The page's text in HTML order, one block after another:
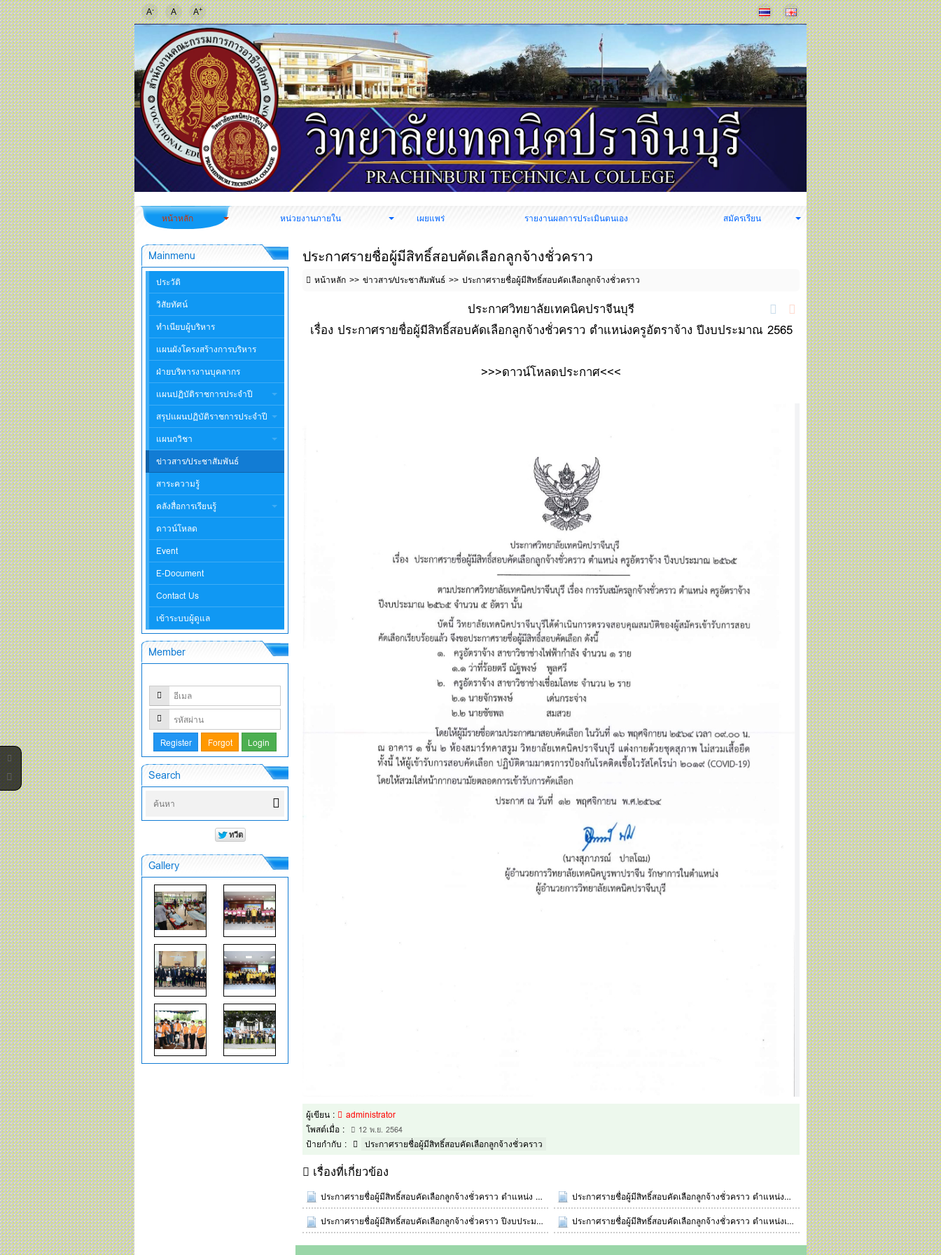
A- A A+
หน้าหลัก หน่วยงานภายใน เผยแพร่ รายงานผลการประเมินตนเอง สมัครเรียน
ประกาศรายชื่อผู้มีสิทธิ์สอบคัดเลือกลูกจ้างชั่วคราว
หน้าหลัก ข่าวสาร/ประชาสัมพันธ์ ประกาศรายชื่อผู้มีสิทธิ์สอบคัดเลือกลูกจ้างชั่วคราว
ประกาศวิทยาลัยเทคนิคปราจีนบุรี
เรื่อง ประกาศรายชื่อผู้มีสิทธิ์สอบคัดเลือกลูกจ้างชั่วคราว ตำแหน่งครูอัตราจ้าง ปีงบประมาณ 2565
>>>ดาวน์โหลดประกาศ<<<
ผู้เขียน :
administrator
โพสต์เมื่อ :
12 พ.ย. 2564
ป้ายกำกับ : ประกาศรายชื่อผู้มีสิทธิ์สอบคัดเลือกลูกจ้างชั่วคราว
เรื่องที่เกี่ยวข้อง
ประกาศรายชื่อผู้มีสิทธิ์สอบคัดเลือกลูกจ้างชั่วคราว ตำแหน่ง ครูอัตราจ้าง ปีการศึกษา 2563 ก.ค. 2563 01 ม.ค. 2513
ประกาศรายชื่อผู้มีสิทธิ์สอบคัดเลือกลูกจ้างชั่วคราว ตำแหน่งครูอัตราจ้าง ปีการศึกษา 2564 ธ.ค. 2563
ประกาศรายชื่อผู้มีสิทธิ์สอบคัดเลือกลูกจ้างชั่วคราว ปีงบประมาณ 2565 ธ.ค. 2564 01 ม.ค. 2513
ประกาศรายชื่อผู้มีสิทธิ์สอบคัดเลือกลูกจ้างชั่วคราว ตำแหน่งเจ้าหน้าที่ ก.พ. 2565 01 ม.ค. 2513
Mainmenu
ประวัติ
วิสัยทัศน์
ทำเนียบผู้บริหาร
แผนผังโครงสร้างการบริหาร
ฝ่ายบริหารงานบุคลากร
แผนปฏิบัติราชการประจำปี
สรุปแผนปฏิบัติราชการประจำปี
แผนกวิชา
ข่าวสาร/ประชาสัมพันธ์
สาระความรู้
คลังสื่อการเรียนรู้
ดาวน์โหลด
Event
E-Document
Contact Us
เข้าระบบผู้ดูแล
Member
Search
Gallery